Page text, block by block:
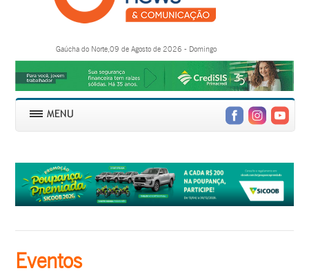
Gaúcha do Norte,09 de Agosto de 2026 - Domingo
Eventos